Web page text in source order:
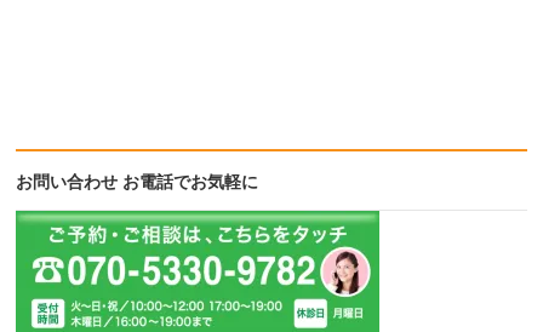
お問い合わせ お電話でお気軽に